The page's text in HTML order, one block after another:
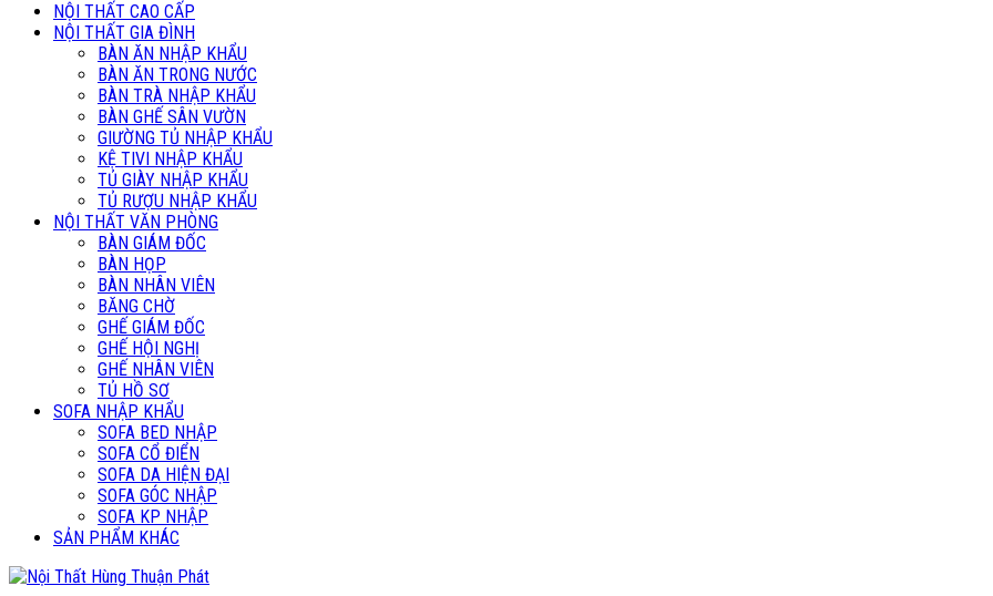
NỘI THẤT CAO CẤP
NỘI THẤT GIA ĐÌNH
BÀN ĂN NHẬP KHẨU
BÀN ĂN TRONG NƯỚC
BÀN TRÀ NHẬP KHẨU
BÀN GHẾ SÂN VƯỜN
GIƯỜNG TỦ NHẬP KHẨU
KỆ TIVI NHẬP KHẨU
TỦ GIÀY NHẬP KHẨU
TỦ RƯỢU NHẬP KHẨU
NỘI THẤT VĂN PHÒNG
BÀN GIÁM ĐỐC
BÀN HỌP
BÀN NHÂN VIÊN
BĂNG CHỜ
GHẾ GIÁM ĐỐC
GHẾ HỘI NGHỊ
GHẾ NHÂN VIÊN
TỦ HỒ SƠ
SOFA NHẬP KHẨU
SOFA BED NHẬP
SOFA CỔ ĐIỂN
SOFA DA HIỆN ĐẠI
SOFA GÓC NHẬP
SOFA KP NHẬP
SẢN PHẨM KHÁC